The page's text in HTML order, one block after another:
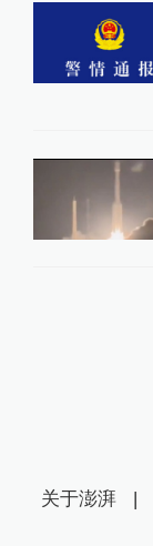
关于澎湃 |